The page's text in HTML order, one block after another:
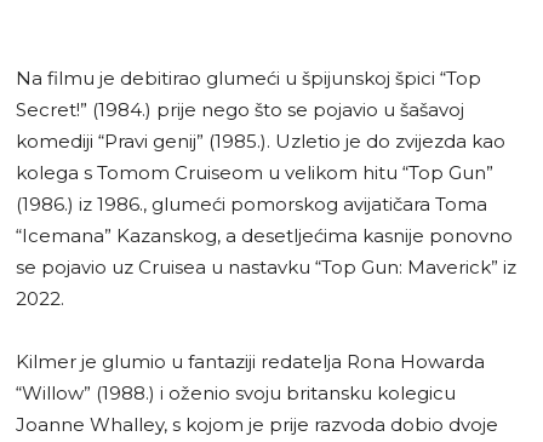
Na filmu je debitirao glumeći u špijunskoj špici “Top
Secret!” (1984.) prije nego što se pojavio u šašavoj
komediji “Pravi genij” (1985.). Uzletio je do zvijezda kao
kolega s Tomom Cruiseom u velikom hitu “Top Gun”
(1986.) iz 1986., glumeći pomorskog avijatičara Toma
“Icemana” Kazanskog, a desetljećima kasnije ponovno
se pojavio uz Cruisea u nastavku “Top Gun: Maverick” iz
2022.
Kilmer je glumio u fantaziji redatelja Rona Howarda
“Willow” (1988.) i oženio svoju britansku kolegicu
Joanne Whalley, s kojom je prije razvoda dobio dvoje